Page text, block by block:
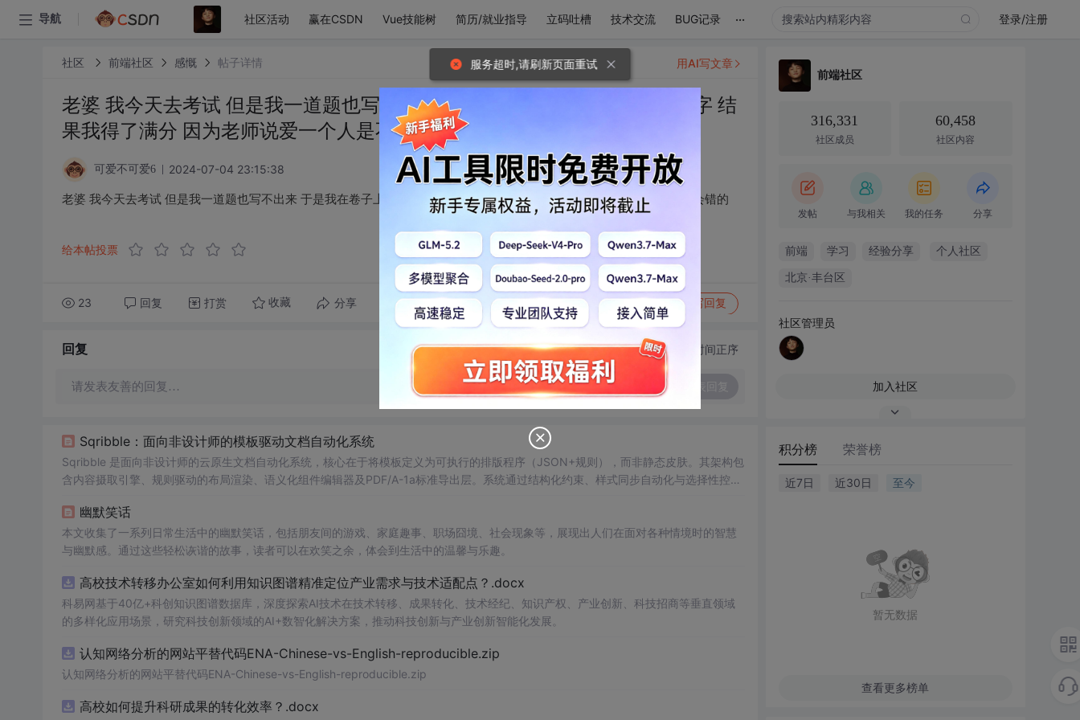
导航 社区活动 赢在CSDN Vue技能树 简历/就业指导 立码吐槽 技术交流 BUG记录 ... 登录/注册
社区 前端社区 感慨 帖子详情
老婆 我今天去考试 但是我一道题也写不出来 于是我在卷子上写满了你的名字 结
果我得了满分 因为老师说爱一个人是不会错的
可爱不可爱6 2024-07-04 23:15:38
老婆 我今天去考试 但是我一道题也写不出来 于是我在卷子上写满了你的名字 结果我得了满分 因为老师说爱一个人是不会错的
给本帖投票
23 回复 打赏 收藏 分享 转发到动态 举报 写回复
用AI写文章
回复 切换为时间正序
请发表友善的回复…
Sqribble：面向非设计师的模板驱动文档自动化系统
Sqribble 是面向非设计师的云原生文档自动化系统，核心在于将模板定义为可执行的排版程序（JSON+规则），而非静态皮肤。其架构包
含内容摄取引擎、规则驱动的布局渲染、语义化组件编辑器及PDF/A-1a标准导出层。系统通过结构化约束、样式同步自动化与选择性控制
幽默笑话
本文收集了一系列日常生活中的幽默笑话，包括朋友间的游戏、家庭趣事、职场囧境、社会现象等，展现出人们在面对各种情境时的智慧
与幽默感。通过这些轻松诙谐的故事，读者可以在欢笑之余，体会到生活中的温馨与乐趣。
高校技术转移办公室如何利用知识图谱精准定位产业需求与技术适配点？.docx
科易网基于40亿+科创知识图谱数据库，深度探索AI技术在技术转移、成果转化、技术经纪、知识产权、产业创新、科技招商等垂直领域
的多样化应用场景，研究科技创新领域的AI+数智化解决方案，推动科技创新与产业创新智能化发展。
认知网络分析的网站平替代码ENA-Chinese-vs-English-reproducible.zip
认知网络分析的网站平替代码ENA-Chinese-vs-English-reproducible.zip
高校如何提升科研成果的转化效率？.docx
前端社区
316,331
社区成员
60,458
社区内容
发帖 与我相关 我的任务 分享
前端 学习 经验分享 个人社区
北京·丰台区
社区管理员
加入社区
积分榜 荣誉榜
近7日 近30日 至今
暂无数据
查看更多榜单
服务超时,请刷新页面重试